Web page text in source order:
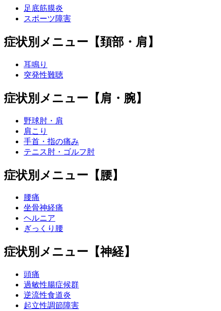
足底筋膜炎
スポーツ障害
症状別メニュー【頚部・肩】
耳鳴り
突発性難聴
症状別メニュー【肩・腕】
野球肘・肩
肩こり
手首・指の痛み
テニス肘・ゴルフ肘
症状別メニュー【腰】
腰痛
坐骨神経痛
ヘルニア
ぎっくり腰
症状別メニュー【神経】
頭痛
過敏性腸症候群
逆流性食道炎
起立性調節障害